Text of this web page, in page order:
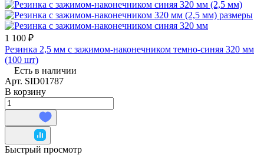
1 100 ₽
Резинка 2,5 мм с зажимом-наконечником темно-синяя 320 мм
(100 шт)
Есть в наличии
Арт. SID01787
В корзину
Быстрый просмотр